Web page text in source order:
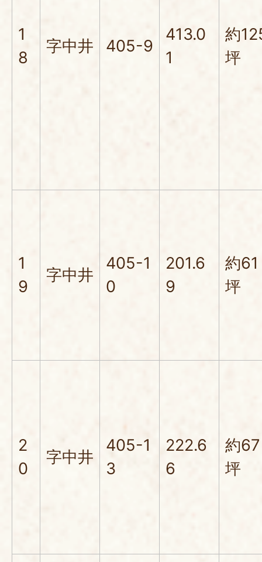
1
8
字中井 405-9
413.0
1
約
坪
1
9
字中井
405-1
0
201.6
9
約61
坪
2
0
字中井
405-1
3
222.6
6
約67
坪